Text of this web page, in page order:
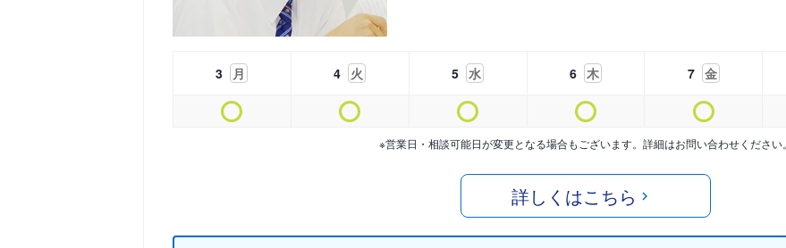
3 月 4 火 5 水 6 木 7 金
※営業日・相談可能日が変更となる場合もございます。詳細はお問い合わせください。
詳しくはこちら